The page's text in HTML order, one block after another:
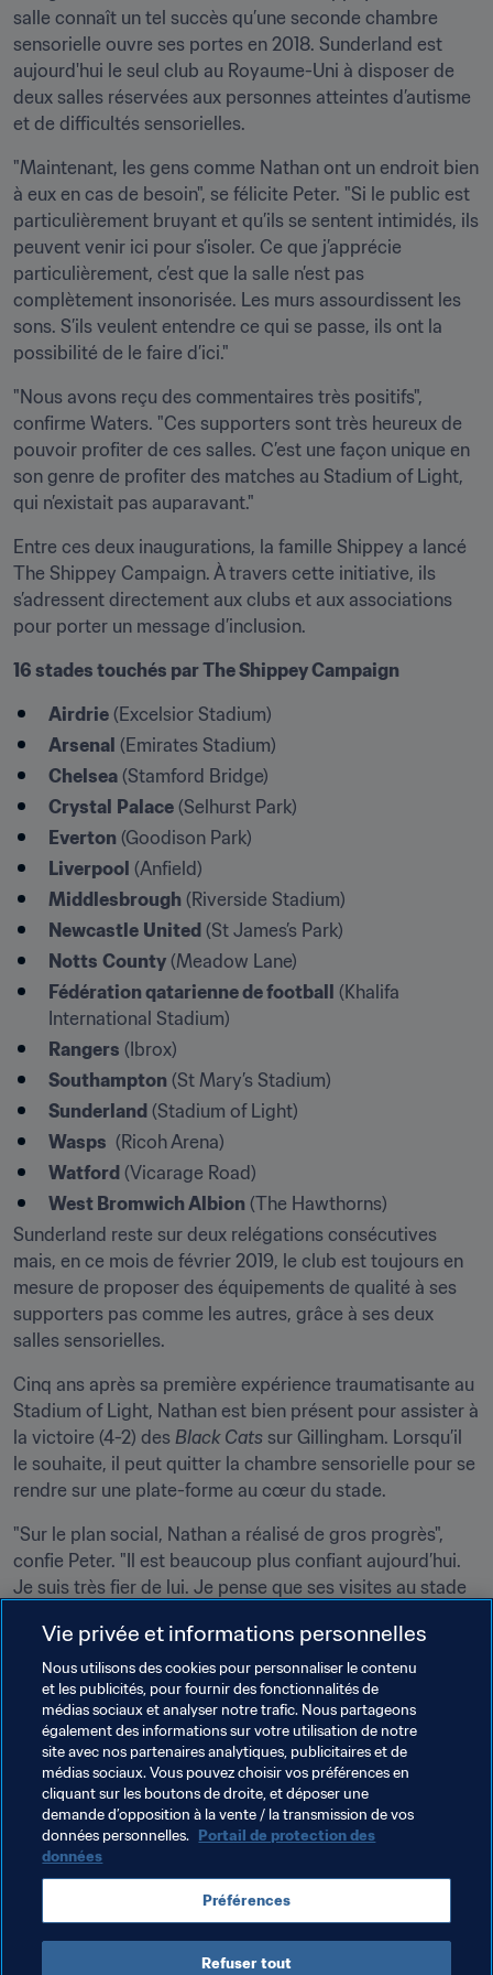
salle connaît un tel succès qu’une seconde chambre
sensorielle ouvre ses portes en 2018. Sunderland est
aujourd'hui le seul club au Royaume-Uni à disposer de
deux salles réservées aux personnes atteintes d’autisme
et de difficultés sensorielles.
"Maintenant, les gens comme Nathan ont un endroit bien
à eux en cas de besoin", se félicite Peter. "Si le public est
particulièrement bruyant et qu’ils se sentent intimidés, ils
peuvent venir ici pour s’isoler. Ce que j’apprécie
particulièrement, c’est que la salle n’est pas
complètement insonorisée. Les murs assourdissent les
sons. S’ils veulent entendre ce qui se passe, ils ont la
possibilité de le faire d’ici."
"Nous avons reçu des commentaires très positifs",
confirme Waters. "Ces supporters sont très heureux de
pouvoir profiter de ces salles. C’est une façon unique en
son genre de profiter des matches au Stadium of Light,
qui n’existait pas auparavant."
Entre ces deux inaugurations, la famille Shippey a lancé
The Shippey Campaign. À travers cette initiative, ils
s’adressent directement aux clubs et aux associations
pour porter un message d’inclusion.
16 stades touchés par The Shippey Campaign
Airdrie (Excelsior Stadium)
Arsenal (Emirates Stadium)
Chelsea (Stamford Bridge)
Crystal
Palace (Selhurst Park)
Everton (Goodison Park)
Liverpool (Anfield)
Middlesbrough (Riverside Stadium)
Newcastle United (St James’s Park)
Notts County (Meadow Lane)
Fédération qatarienne de football
(Khalifa
International Stadium)
Rangers (Ibrox)
Southampton (St Mary’s Stadium)
Sunderland (Stadium of Light)
Wasps
  (Ricoh Arena)
Watford (Vicarage Road)
West Bromwich Albion (The Hawthorns)
Sunderland reste sur deux relégations consécutives
mais, en ce mois de février 2019, le club est toujours en
mesure de proposer des équipements de qualité à ses
supporters pas comme les autres, grâce à ses deux
salles sensorielles.
Cinq ans après sa première expérience traumatisante au
Stadium of Light, Nathan est bien présent pour assister à
la victoire (4-2) des Black Cats sur Gillingham. Lorsqu’il
le souhaite, il peut quitter la chambre sensorielle pour se
rendre sur une plate-forme au cœur du stade.
"Sur le plan social, Nathan a réalisé de gros progrès",
confie Peter. "Il est beaucoup plus confiant aujourd’hui.
Je suis très fier de lui. Je pense que ses visites au stade
un autre jeune supporter dans la salle sensorielle pour
exécuter la fameuse danse Take the L, popularisée par le
jeu vidéo Fortnite. Les deux garçons fêtent les buts de
leurs idoles dans le stade un jour de match, comme tout
le monde. Au fond, quoi de plus normal ?
Thèmes en lien
England
Vie privée et informations personnelles
Nous utilisons des cookies pour personnaliser le contenu
et les publicités, pour fournir des fonctionnalités de
médias sociaux et analyser notre trafic. Nous partageons
également des informations sur votre utilisation de notre
site avec nos partenaires analytiques, publicitaires et de
médias sociaux. Vous pouvez choisir vos préférences en
cliquant sur les boutons de droite, et déposer une
demande d’opposition à la vente / la transmission de vos
données personnelles. Portail de protection des
données
Préférences
Refuser tout